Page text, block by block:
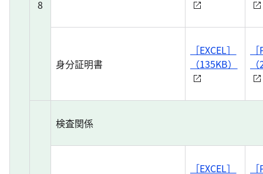
8
身分証明書
［EXCEL］
（135KB）
検査関係
［EXCEL］